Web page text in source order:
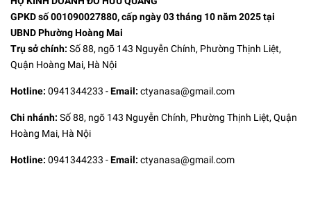
GPKD số 001090027880, cấp ngày 03 tháng 10 năm 2025 tại
UBND Phường Hoàng Mai
Trụ sở chính: Số 88, ngõ 143 Nguyễn Chính, Phường Thịnh Liệt,
Quận Hoàng Mai, Hà Nội
Hotline: 0941344233 -Email: ctyanasa@gmail.com
Chi nhánh: Số 88, ngõ 143 Nguyễn Chính, Phường Thịnh Liệt, Quận
Hoàng Mai, Hà Nội
Hotline: 0941344233 -Email: ctyanasa@gmail.com